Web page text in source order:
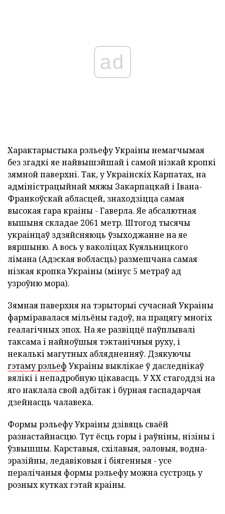
ad
Характарыстыка рэльефу Украіны немагчымая
без згадкі яе найвышэйшай і самой нізкай кропкі
зямной паверхні. Так, у Украінскіх Карпатах, на
адміністрацыйнай мяжы Закарпацкай і Івана-
Франкоўскай абласцей, знаходзіцца самая
высокая гара краіны - Гаверла. Яе абсалютная
вышыня складае 2061 метр. Штогод тысячы
украінцаў здзяйсняюць ўзыходжанне на яе
вяршыню. А вось у ваколіцах Куяльницкого
лімана (Адэская вобласць) размешчана самая
нізкая кропка Украіны (мінус 5 метраў ад
узроўню мора).
Зямная паверхня на тэрыторыі сучаснай Украіны
фарміравалася мільёны гадоў, на працягу многіх
геалагічных эпох. На яе развіццё паўплывалі
таксама і найноўшыя тэктанічныя руху, і
некалькі магутных аблядненняў. Дзякуючы
гэтаму рэльеф Украіны выклікае ў даследнікаў
вялікі і непадробную цікавасць. У ХХ стагоддзі на
яго наклала свой адбітак і бурная гаспадарчая
дзейнасць чалавека.
Формы рэльефу Украіны дзівяць сваёй
разнастайнасцю. Тут ёсць горы і раўніны, нізіны і
ўзвышшы. Карставыя, схілавыя, эаловыя, водна-
эразійны, ледавіковыя і біягенныя - усе
пералічаныя формы рэльефу можна сустрэць у
розных кутках гэтай краіны.